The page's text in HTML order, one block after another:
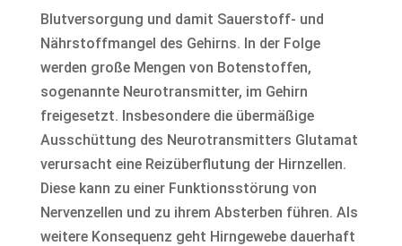
Blutversorgung und damit Sauerstoff- und
Nährstoffmangel des Gehirns. In der Folge
werden große Mengen von Botenstoffen,
sogenannte Neurotransmitter, im Gehirn
freigesetzt. Insbesondere die übermäßige
Ausschüttung des Neurotransmitters Glutamat
verursacht eine Reizüberflutung der Hirnzellen.
Diese kann zu einer Funktionsstörung von
Nervenzellen und zu ihrem Absterben führen. Als
weitere Konsequenz geht Hirngewebe dauerhaft